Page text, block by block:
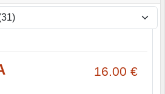
16.00 €